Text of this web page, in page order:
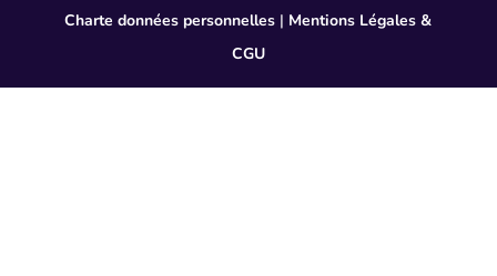
Charte données personnelles | Mentions Légales &
CGU